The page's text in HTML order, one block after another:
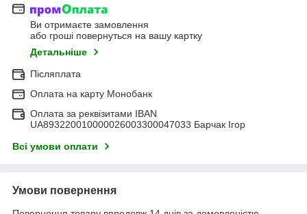
Ви отримаєте замовлення
або гроші повернуться на вашу картку
Детальніше
Післяплата
Оплата на карту Монобанк
Оплата за реквізитами IBAN
UA893220010000026003300047033 Барчак Ігор
Всі умови оплати
Умови повернення